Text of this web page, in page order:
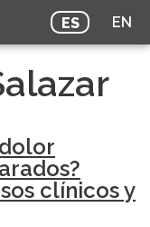
ES EN
clínicos y